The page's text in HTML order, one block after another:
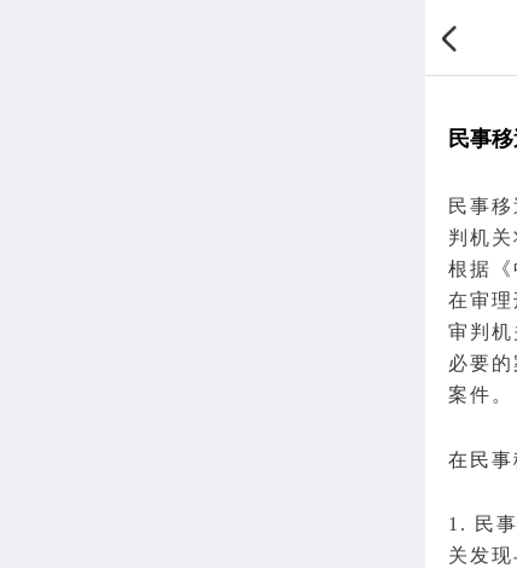
民事
民事
判机
根据《
在审
审判
必要
案件。
在民事
1. 民
关发